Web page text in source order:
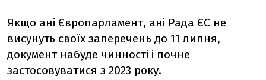
Якщо ані Європарламент, ані Рада ЄС не
висунуть своїх заперечень до 11 липня,
документ набуде чинності і почне
застосовуватися з 2023 року.